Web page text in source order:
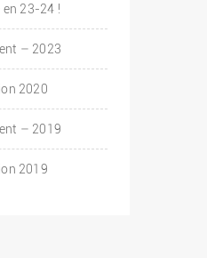
en 23-24 !
– 2023
2020
– 2019
2019